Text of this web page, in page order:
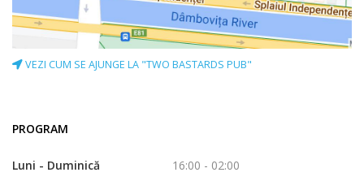
VEZI CUM SE AJUNGE LA "TWO BASTARDS PUB"
PROGRAM
Luni - Duminică 16:00 - 02:00